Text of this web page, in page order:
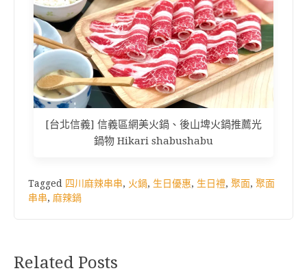
[台北信義] 信義區網美火鍋、後山埤火鍋推薦光
鍋物 Hikari shabushabu
Tagged 四川麻辣串串, 火鍋, 生日優惠, 生日禮, 聚面, 聚面
串串, 麻辣鍋
Related Posts